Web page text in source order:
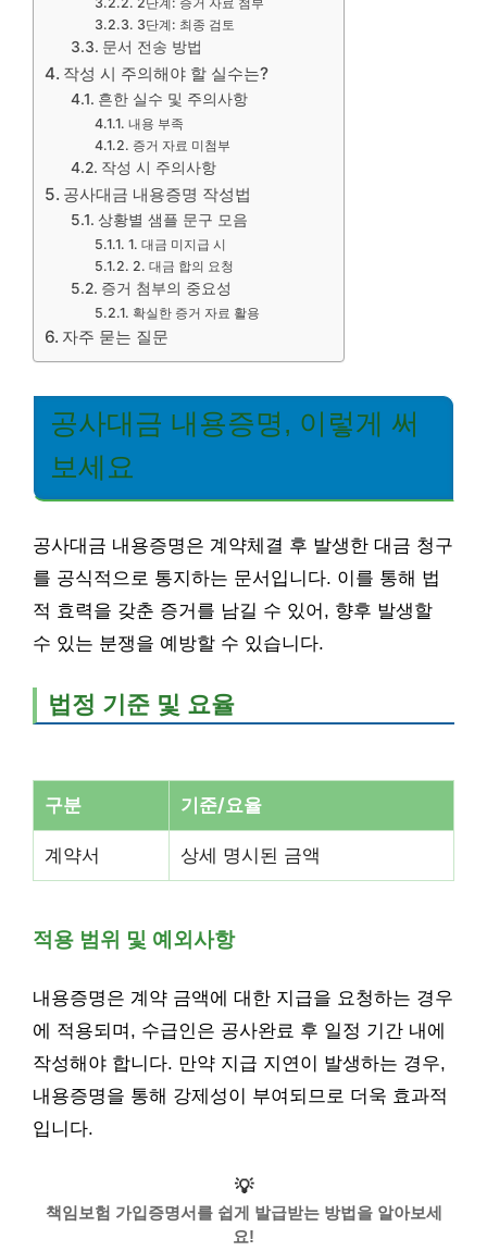
3단계: 최종 검토
문서 전송 방법
작성 시 주의해야 할 실수는?
흔한 실수 및 주의사항
내용 부족
증거 자료 미첨부
작성 시 주의사항
공사대금 내용증명 작성법
상황별 샘플 문구 모음
1. 대금 미지급 시
2. 대금 합의 요청
증거 첨부의 중요성
확실한 증거 자료 활용
자주 묻는 질문
공사대금 내용증명, 이렇게 써
보세요
공사대금 내용증명은 계약체결 후 발생한 대금 청구
를 공식적으로 통지하는 문서입니다. 이를 통해 법
적 효력을 갖춘 증거를 남길 수 있어, 향후 발생할
수 있는 분쟁을 예방할 수 있습니다.
법정 기준 및 요율
구분 기준/요율
계약서 상세 명시된 금액
적용 범위 및 예외사항
내용증명은 계약 금액에 대한 지급을 요청하는 경우
에 적용되며, 수급인은 공사완료 후 일정 기간 내에
작성해야 합니다. 만약 지급 지연이 발생하는 경우,
내용증명을 통해 강제성이 부여되므로 더욱 효과적
입니다.
💡
책임보험 가입증명서를 쉽게 발급받는 방법을 알아보세
요!